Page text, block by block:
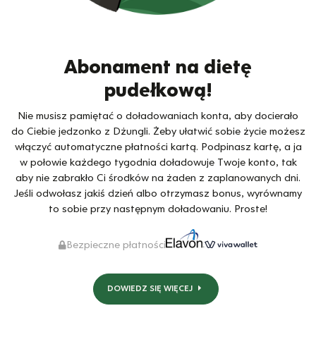
Abonament na dietę
pudełkową!
Nie musisz pamiętać o doładowaniach konta, aby docierało
do Ciebie jedzonko z Dżungli. Żeby ułatwić sobie życie możesz
włączyć automatyczne płatności kartą. Podpinasz kartę, a ja
w połowie każdego tygodnia doładowuje Twoje konto, tak
aby nie zabrakło Ci środków na żaden z zaplanowanych dni.
Jeśli odwołasz jakiś dzień albo otrzymasz bonus, wyrównamy
to sobie przy następnym doładowaniu. Proste!
Bezpieczne płatności
DOWIEDZ SIĘ WIĘCEJ